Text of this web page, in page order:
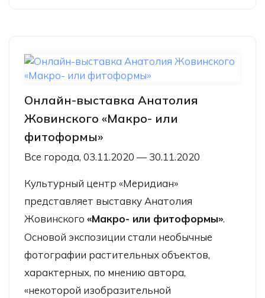
Онлайн-выставка Анатолия
Жовинского «Макро- или
фитоформы»
Все города, 03.11.2020 — 30.11.2020
Культурный центр «Меридиан»
представляет выставку Анатолия
Жовинского «Макро- или фитоформы».
Основой экспозиции стали необычные
фотографии растительных объектов,
характерных, по мнению автора,
«некоторой изобразительной